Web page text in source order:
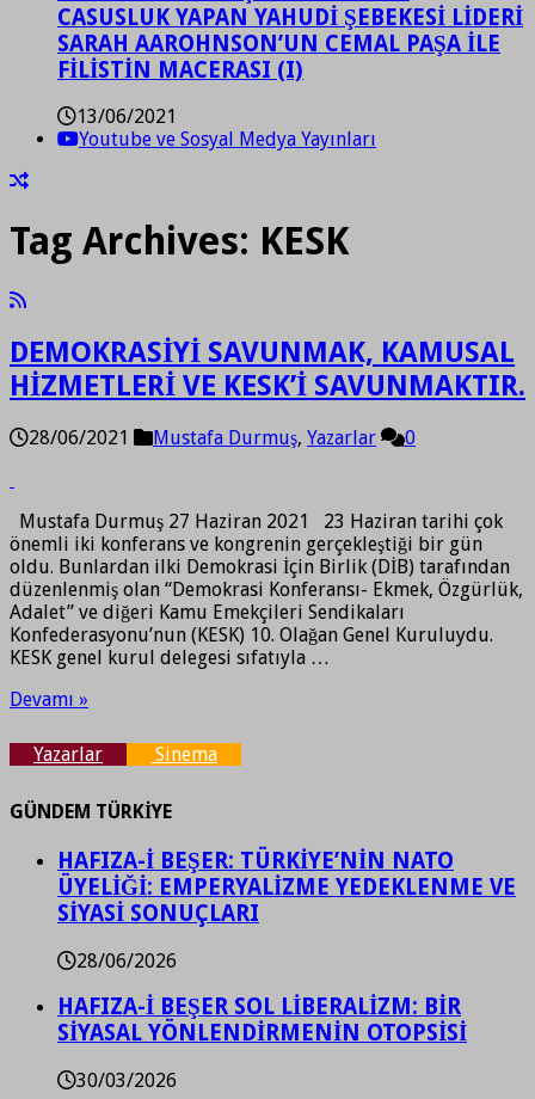
CASUSLUK YAPAN YAHUDİ ŞEBEKESİ LİDERİ
SARAH AAROHNSON’UN CEMAL PAŞA İLE
FİLİSTİN MACERASI (I)
13/06/2021
Youtube ve Sosyal Medya Yayınları
Tag Archives: KESK
DEMOKRASİYİ SAVUNMAK, KAMUSAL
HİZMETLERİ VE KESK’İ SAVUNMAKTIR.
28/06/2021 Mustafa Durmuş, Yazarlar 0
Mustafa Durmuş 27 Haziran 2021 23 Haziran tarihi çok
önemli iki konferans ve kongrenin gerçekleştiği bir gün
oldu. Bunlardan ilki Demokrasi İçin Birlik (DİB) tarafından
düzenlenmiş olan “Demokrasi Konferansı- Ekmek, Özgürlük,
Adalet” ve diğeri Kamu Emekçileri Sendikaları
Konfederasyonu’nun (KESK) 10. Olağan Genel Kuruluydu.
KESK genel kurul delegesi sıfatıyla …
Devamı »
Yazarlar Sinema
GÜNDEM TÜRKİYE
HAFIZA-İ BEŞER: TÜRKİYE’NİN NATO
ÜYELİĞİ: EMPERYALİZME YEDEKLENME VE
SİYASİ SONUÇLARI
28/06/2026
HAFIZA-İ BEŞER SOL LİBERALİZM: BİR
SİYASAL YÖNLENDİRMENİN OTOPSİSİ
30/03/2026